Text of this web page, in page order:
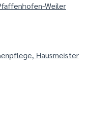
Weiler
Hausmeister